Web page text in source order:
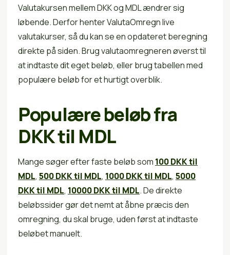
Valutakursen mellem DKK og MDL ændrer sig
løbende. Derfor henter ValutaOmregn live
valutakurser, så du kan se en opdateret beregning
direkte på siden. Brug valutaomregneren øverst til
at indtaste dit eget beløb, eller brug tabellen med
populære beløb for et hurtigt overblik.
Populære beløb fra
DKK til MDL
Mange søger efter faste beløb som 100 DKK til
MDL, 500 DKK til MDL, 1000 DKK til MDL, 5000
DKK til MDL, 10000 DKK til MDL. De direkte
beløbssider gør det nemt at åbne præcis den
omregning, du skal bruge, uden først at indtaste
beløbet manuelt.